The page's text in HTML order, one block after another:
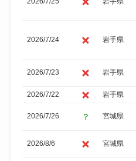
2026/7/24 岩手県
2026/7/23 岩手県
2026/7/22
岩手県
2026/7/26 宮城県
2026/8/6 宮城県